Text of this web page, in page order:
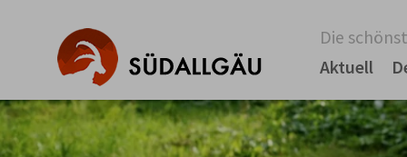
Die
Aktuell